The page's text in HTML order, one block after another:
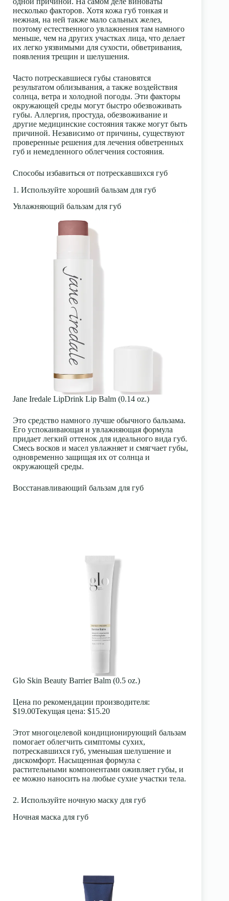
несколько факторов. Хотя кожа губ тонкая и
нежная, на ней также мало сальных желез,
поэтому естественного увлажнения там намного
меньше, чем на других участках лица, что делает
их легко уязвимыми для сухости, обветривания,
появления трещин и шелушения.
Часто потрескавшиеся губы становятся
результатом облизывания, а также воздействия
солнца, ветра и холодной погоды. Эти факторы
окружающей среды могут быстро обезвоживать
губы. Аллергия, простуда, обезвоживание и
другие медицинские состояния также могут быть
причиной. Независимо от причины, существуют
проверенные решения для лечения обветренных
губ и немедленного облегчения состояния.
Способы избавиться от потрескавшихся губ
1. Используйте хороший бальзам для губ
Увлажняющий бальзам для губ
Jane Iredale LipDrink Lip Balm (0.14 oz.)
Это средство намного лучше обычного бальзама.
Его успокаивающая и увлажняющая формула
придает легкий оттенок для идеального вида губ.
Смесь восков и масел увлажняет и смягчает губы,
одновременно защищая их от солнца и
окружающей среды.
Восстанавливающий бальзам для губ
Glo Skin Beauty Barrier Balm (0.5 oz.)
Цена по рекомендации производителя:
$19.00Текущая цена: $15.20
Этот многоцелевой кондиционирующий бальзам
помогает облегчить симптомы сухих,
потрескавшихся губ, уменьшая шелушение и
дискомфорт. Насыщенная формула с
растительными компонентами оживляет губы, и
ее можно наносить на любые сухие участки тела.
2. Используйте ночную маску для губ
Ночная маска для губ